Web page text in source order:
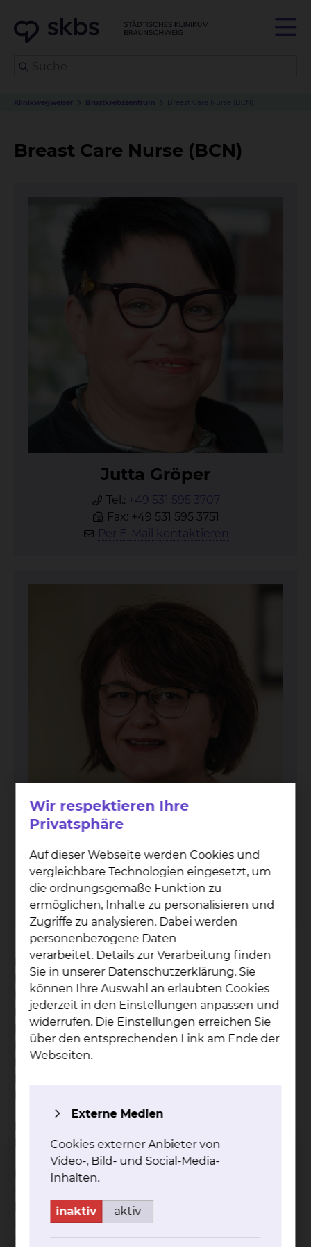
Klinikwegweiser Brustkrebszentrum Breast Care Nurse (BCN)
Breast Care Nurse (BCN)
Jut­ta Grö­per
Tel.: +49 531 595 3707
Fax: +49 531 595 3751
Per E-Mail kontaktieren
Ire­ne Mach­nik
Tel.:+49 531 595 3707
Per E-Mail kontaktieren
Der Aufbau von Brustzentren führte zu einem
Bedarf der pflegerischen Spezialisierung im
Bereich Brustkrebs. Als Mitglied des
therapeutischen Teams begleitet die Breast Care
Nurse (BCN) Frauen mit Brustkrebs durch alle
Phasen der Erkrankung und bietet gezielte
Beratung zum Umgang mit der Krankheit und
Beratung über den gesamten Behandlungsweg
hinweg
Der persönliche Erstkontakt zur Breast Care Nurse
entsteht in der Ambulanz des Brustzentrums. Die
Breast Care Nurse steht Ihnen vom Zeitpunkt der
ärztlichen Diagnostik an zur Seite und begleitet
Sie auf dem weiteren Behandlungsweg.
Wir respektieren Ihre
Privatsphäre
Auf dieser Webseite werden Cookies und
vergleichbare Technologien eingesetzt, um
die ordnungsgemäße Funktion zu
ermöglichen, Inhalte zu personalisieren und
Zugriffe zu analysieren. Dabei werden
personenbezogene Daten
verarbeitet. Details zur Verarbeitung finden
Sie in unserer Datenschutzerklärung. Sie
können Ihre Auswahl an erlaubten Cookies
jederzeit in den Einstellungen anpassen und
widerrufen. Die Einstellungen erreichen Sie
über den entsprechenden Link am Ende der
Webseiten.
Externe Medien
Cookies externer Anbieter von
Video-, Bild- und Social-Media-
Inhalten.
inaktiv aktiv